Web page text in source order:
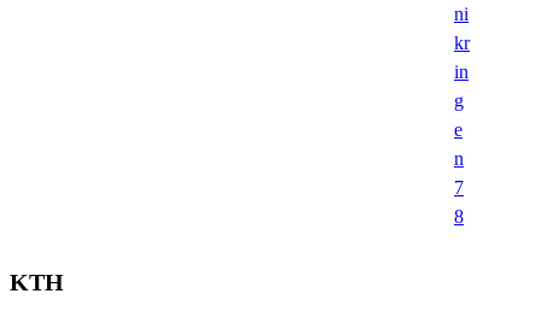
ni
kr
in
g
e
n
7
8
KTH